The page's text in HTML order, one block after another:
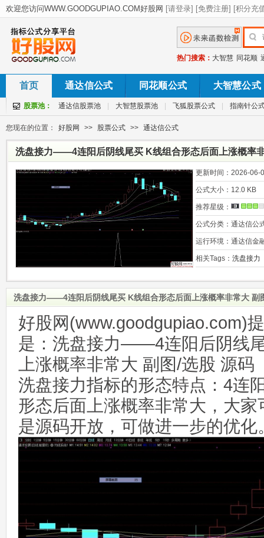
热门搜索： 大智慧 同花顺
首页 通达信公式 同花顺公式 大智慧公式
股票池： 通达信股票池 大智慧股票池 飞狐股票公式 指南针公
您现在的位置： 好股网 >> 股票公式 >> 通达信公式
洗盘接力——4连阳后阴线尾买 K线组合形态后面上涨概率
码
更新时间： 2026-06-
公式大小： 12.0 KB
推荐星级：
公式分类： 通达信公
运行环境： 通达信金
相关Tags： 洗盘接力
洗盘接力——4连阳后阴线尾买 K线组合形态后面上涨概率非常大 副
好股网(www.goodgupiao.com)
是：洗盘接力——4连阳后阴线
上涨概率非常大 副图/选股 源码
洗盘接力指标的形态特点：4连
形态后面上涨概率非常大，大
是源码开放，可做进一步的优化